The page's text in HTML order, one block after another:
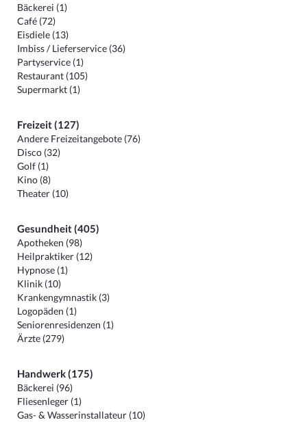
Bäckerei (1)
Café (72)
Eisdiele (13)
Imbiss / Lieferservice (36)
Partyservice (1)
Restaurant (105)
Supermarkt (1)
Freizeit (127)
Andere Freizeitangebote (76)
Disco (32)
Golf (1)
Kino (8)
Theater (10)
Gesundheit (405)
Apotheken (98)
Heilpraktiker (12)
Hypnose (1)
Klinik (10)
Krankengymnastik (3)
Logopäden (1)
Seniorenresidenzen (1)
Ärzte (279)
Handwerk (175)
Bäckerei (96)
Fliesenleger (1)
Gas- & Wasserinstallateur (10)